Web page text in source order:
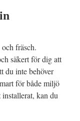
fräsch.
säkert för dig att
du inte behöver
för både miljö
kan du